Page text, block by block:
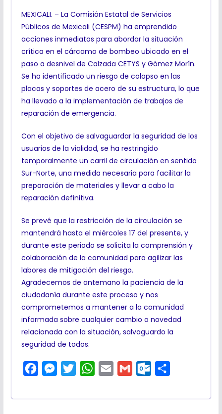
MEXICALI. – La Comisión Estatal de Servicios
Públicos de Mexicali (CESPM) ha emprendido
acciones inmediatas para abordar la situación
crítica en el cárcamo de bombeo ubicado en el
paso a desnivel de Calzada CETYS y Gómez Morín.
Se ha identificado un riesgo de colapso en las
placas y soportes de acero de su estructura, lo que
ha llevado a la implementación de trabajos de
reparación de emergencia.
Con el objetivo de salvaguardar la seguridad de los
usuarios de la vialidad, se ha restringido
temporalmente un carril de circulación en sentido
Sur-Norte, una medida necesaria para facilitar la
preparación de materiales y llevar a cabo la
reparación definitiva.
Se prevé que la restricción de la circulación se
mantendrá hasta el miércoles 17 del presente, y
durante este periodo se solicita la comprensión y
colaboración de la comunidad para agilizar las
labores de mitigación del riesgo.
Agradecemos de antemano la paciencia de la
ciudadanía durante este proceso y nos
comprometemos a mantener a la comunidad
informada sobre cualquier cambio o novedad
relacionada con la situación, salvaguardo la
seguridad de todos.
c
M
s
i
W
a
a
a
t
m